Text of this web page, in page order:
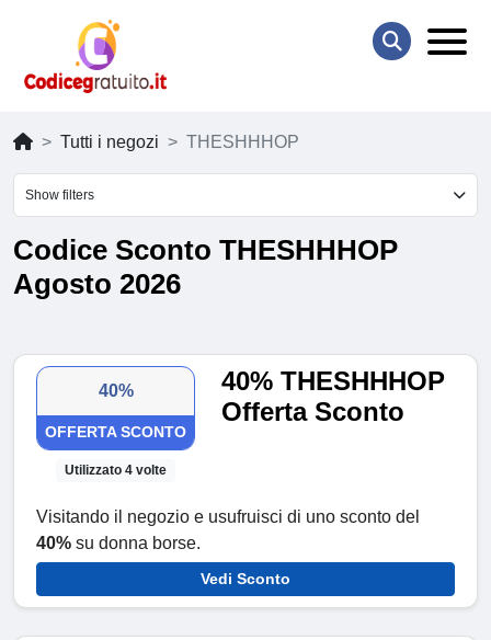
Tutti i negozi THESHHHOP
Show filters
Codice Sconto THESHHHOP
Agosto 2026
40%
OFFERTA SCONTO
Utilizzato 4 volte
40% THESHHHOP
Offerta Sconto
Visitando il negozio e usufruisci di uno sconto del
40% su donna borse.
Vedi Sconto